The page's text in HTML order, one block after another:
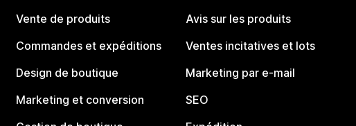
Vente de produits
Commandes et expéditions
Design de boutique
Marketing et conversion
Avis sur les produits
Ventes incitatives et lots
Marketing par e-mail
SEO